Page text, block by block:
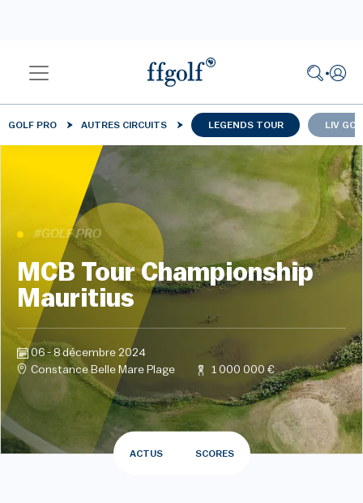
GOLF PRO AUTRES CIRCUITS LEGENDS TOUR LIV
#GOLF PRO
MCB Tour Championship
Mauritius
06 - 8 décembre 2024
Constance Belle Mare Plage
1 000 000 €
ACTUS SCORES